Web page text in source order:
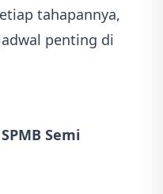
tahapannya,
penting di
Semi